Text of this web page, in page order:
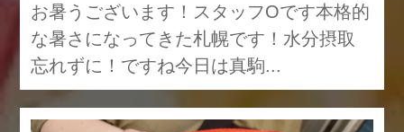
お暑うございます！スタッフOです本格的
な暑さになってきた札幌です！水分摂取
忘れずに！ですね今日は真駒...